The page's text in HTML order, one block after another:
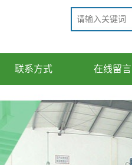
联系方式 在线留言